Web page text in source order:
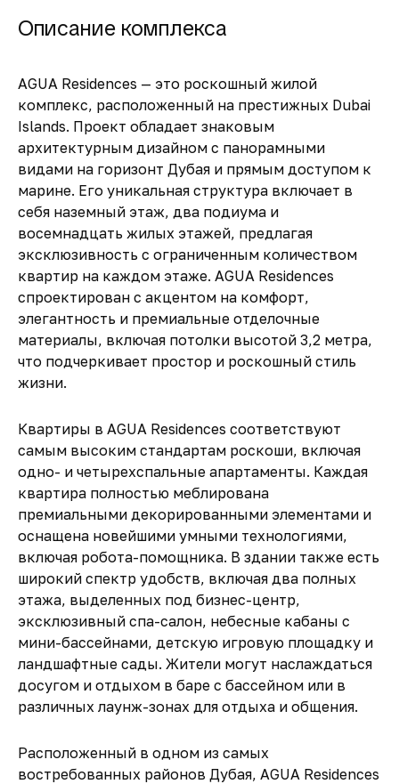
Описание комплекса
AGUA Residences — это роскошный жилой
комплекс, расположенный на престижных Dubai
Islands. Проект обладает знаковым
архитектурным дизайном с панорамными
видами на горизонт Дубая и прямым доступом к
марине. Его уникальная структура включает в
себя наземный этаж, два подиума и
восемнадцать жилых этажей, предлагая
эксклюзивность с ограниченным количеством
квартир на каждом этаже. AGUA Residences
спроектирован с акцентом на комфорт,
элегантность и премиальные отделочные
материалы, включая потолки высотой 3,2 метра,
что подчеркивает простор и роскошный стиль
жизни.
Квартиры в AGUA Residences соответствуют
самым высоким стандартам роскоши, включая
одно- и четырехспальные апартаменты. Каждая
квартира полностью меблирована
премиальными декорированными элементами и
оснащена новейшими умными технологиями,
включая робота-помощника. В здании также есть
широкий спектр удобств, включая два полных
этажа, выделенных под бизнес-центр,
эксклюзивный спа-салон, небесные кабаны с
мини-бассейнами, детскую игровую площадку и
ландшафтные сады. Жители могут наслаждаться
досугом и отдыхом в баре с бассейном или в
различных лаунж-зонах для отдыха и общения.
Расположенный в одном из самых
востребованных районов Дубая, AGUA Residences